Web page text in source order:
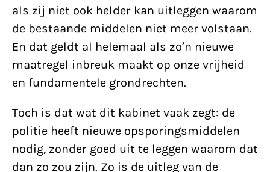
als zij niet ook helder kan uitleggen waarom
de bestaande middelen niet meer volstaan.
En dat geldt al helemaal als zo’n nieuwe
maatregel inbreuk maakt op onze vrijheid
en fundamentele grondrechten.
Toch is dat wat dit kabinet vaak zegt: de
politie heeft nieuwe opsporingsmiddelen
nodig, zonder goed uit te leggen waarom dat
dan zo zou zijn. Zo is de uitleg van de